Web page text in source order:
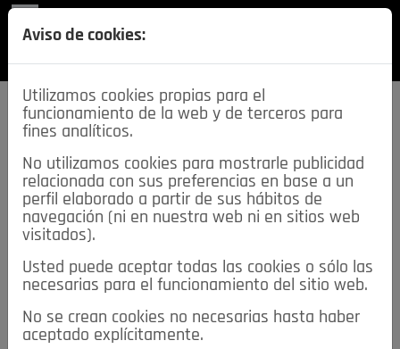
SECCIONES
descarga esta
REVISTA
≡NOTICIAS
NOTICIAS SERVICIOS DE INTERÉS
Aviso de cookies:
Utilizamos cookies propias para el
funcionamiento de la web y de terceros para
fines analíticos.
No utilizamos cookies para mostrarle publicidad
relacionada con sus preferencias en base a un
perfil elaborado a partir de sus hábitos de
navegación (ni en nuestra web ni en sitios web
visitados).
Usted puede aceptar todas las cookies o sólo las
necesarias para el funcionamiento del sitio web.
No se crean cookies no necesarias hasta haber
aceptado explícitamente.